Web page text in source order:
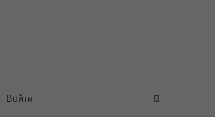
Войти